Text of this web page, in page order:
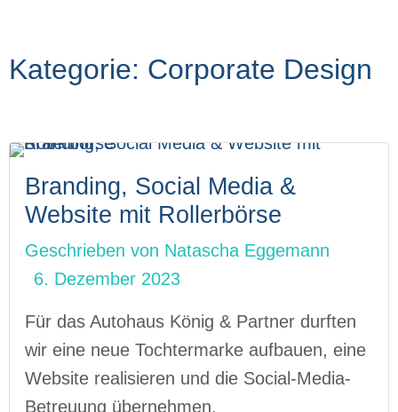
Kategorie: Corporate Design
Branding, Social Media &
Website mit Rollerbörse
Geschrieben von Natascha Eggemann
6. Dezember 2023
Für das Autohaus König & Partner durften
wir eine neue Tochtermarke aufbauen, eine
Website realisieren und die Social-Media-
Betreuung übernehmen.